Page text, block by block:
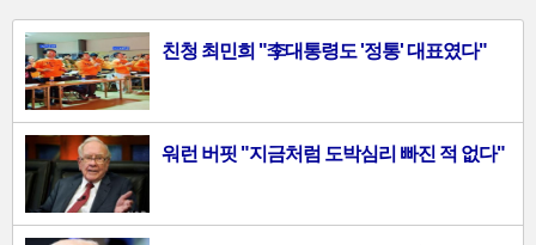
사
진
기
사-01
친청 최민희 "李대통령도 '정통' 대표였다"
워런 버핏 "지금처럼 도박심리 빠진 적 없다"